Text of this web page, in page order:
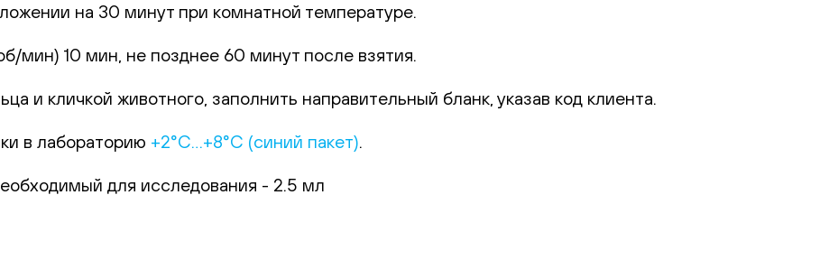
на 30 минут при комнатной температуре.
мин) 10 мин, не позднее 60 минут после взятия.
и кличкой животного, заполнить направительный бланк, указав код клиента.
в лабораторию +2°С…+8°С (синий пакет).
для исследования - 2.5 мл